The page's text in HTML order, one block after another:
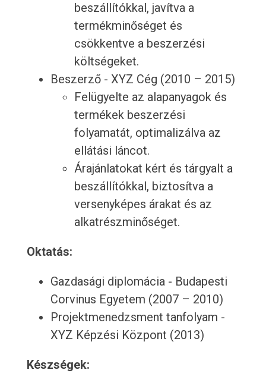
beszállítókkal, javítva a
termékminőséget és
csökkentve a beszerzési
költségeket.
Beszerző - XYZ Cég (2010 – 2015)
Felügyelte az alapanyagok és
termékek beszerzési
folyamatát, optimalizálva az
ellátási láncot.
Árajánlatokat kért és tárgyalt a
beszállítókkal, biztosítva a
versenyképes árakat és az
alkatrészminőséget.
Oktatás:
Gazdasági diplomácia - Budapesti
Corvinus Egyetem (2007 – 2010)
Projektmenedzsment tanfolyam -
XYZ Képzési Központ (2013)
Készségek: